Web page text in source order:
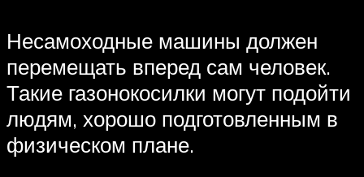
Несамоходные машины должен
перемещать вперед сам человек.
Такие газонокосилки могут подойти
людям, хорошо подготовленным в
физическом плане.